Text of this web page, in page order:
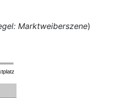
Marktweiberszene)